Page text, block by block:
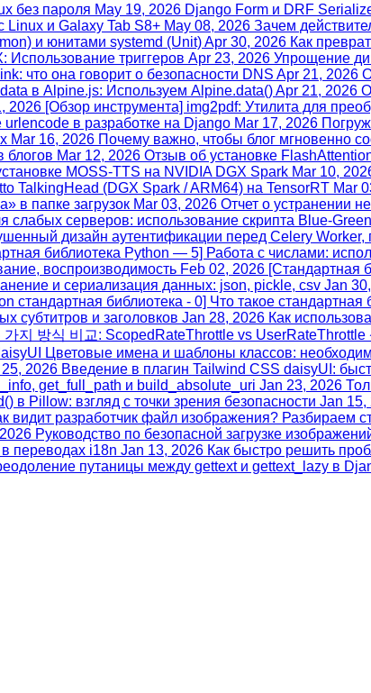
без пароля May 19, 2026 Django Form и DRF
Linux и Galaxy Tab S8+ May 08, 2026 Зачем
и юнитами systemd (Unit)Apr 30, 2026 Как
Использование триггеров Apr 23, 2026 Упрощение
что она говорит о безопасности DNS Apr 21, 2026
в Alpine.js: Используем Alpine.data()Apr 21, 2026
2026 [Обзор инструмента] img2pdf: Утилита для
в разработке на Django Mar 17, 2026
Mar 16, 2026 Почему важно, чтобы блог мгновенно
блогов Mar 12, 2026 Отзыв об установке
MOSS-TTS на NVIDIA DGX Spark Mar 10,
TalkingHead (DGX Spark / ARM64) на TensorRT Mar
в папке загрузок Mar 03, 2026 Отчет о устранении
слабых серверов: использование скрипта Blue‑Green
дизайн аутентификации перед Celery
библиотека Python — 5] Работа с числами:
воспроизводимость Feb 02, 2026 [Стандартная
и сериализация данных: json, pickle, csv Jan
стандартная библиотека - 0] Что такое
субтитров и заголовков Jan 28, 2026 Как
가지 방식 비교: ScopedRateThrottle vs UserRateThrottle
Цветовые имена и шаблоны классов:
2026 Введение в плагин Tailwind CSS daisyUI:
get_full_path и build_absolute_uri Jan 23, 2026
в Pillow: взгляд с точки зрения безопасности Jan 15,
видит разработчик файл изображения? Разбираем
Руководство по безопасной загрузке
переводах i18n Jan 13, 2026 Как быстро решить
путаницы между gettext и gettext_lazy в